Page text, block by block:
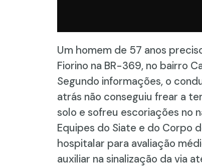
Um homem de 57 anos
Fiorino na BR-369, no bairro
Segundo informações, o
atrás não conseguiu frear a
solo e sofreu escoriações no
Equipes do Siate e do Corpo
hospitalar para avaliação
auxiliar na sinalização da via